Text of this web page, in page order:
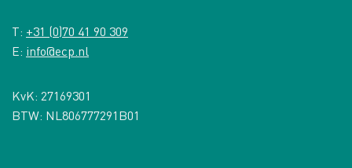
T: +31 (0)70 41 90 309
E: info@ecp.nl
KvK: 27169301
BTW: NL806777291B01